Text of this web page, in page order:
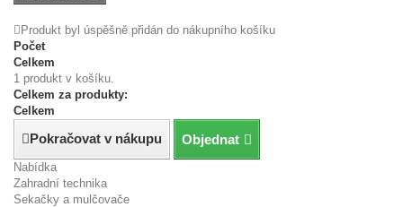
Produkt byl úspěšně přidán do nákupního košíku
Počet
Celkem
1 produkt v košíku.
Celkem za produkty:
Celkem
Pokračovat v nákupu Objednat
Nabídka
Zahradní technika
Sekačky a mulčovače